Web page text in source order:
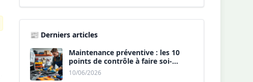
📰 Derniers articles
Maintenance préventive : les 10
points de contrôle à faire soi-
même chaque année.
10/06/2026